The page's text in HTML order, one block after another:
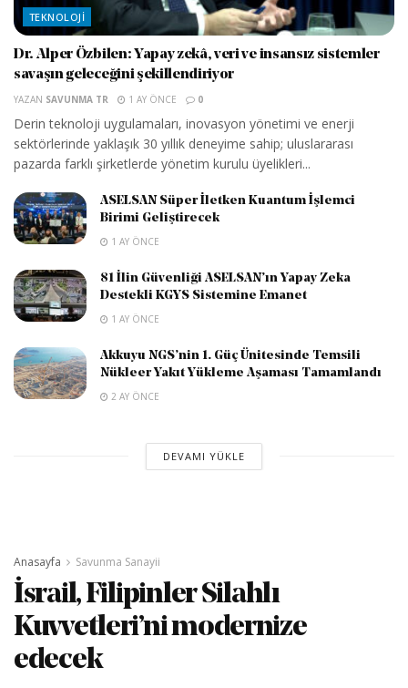
TEKNOLOJI
Dr. Alper Özbilen: Yapay zekâ, veri ve insansız sistemler
savaşın geleceğini şekillendiriyor
YAZAN SAVUNMA TR 1 AY ÖNCE 0
Derin teknoloji uygulamaları, inovasyon yönetimi ve enerji
sektörlerinde yaklaşık 30 yıllık deneyime sahip; uluslararası
pazarda farklı şirketlerde yönetim kurulu üyelikleri...
ASELSAN Süper İletken Kuantum İşlemci
Birimi Geliştirecek
1 AY ÖNCE
81 İlin Güvenliği ASELSAN’ın Yapay Zeka
Destekli KGYS Sistemine Emanet
1 AY ÖNCE
Akkuyu NGS’nin 1. Güç Ünitesinde Temsili
Nükleer Yakıt Yükleme Aşaması Tamamlandı
2 AY ÖNCE
DEVAMI YÜKLE
Anasayfa Savunma Sanayii
İsrail, Filipinler Silahlı
Kuvvetleri’ni modernize
edecek